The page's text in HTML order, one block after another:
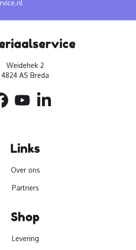
Weidehek 2
4824 AS Breda
Links
Over ons
Partners
Shop
Levering